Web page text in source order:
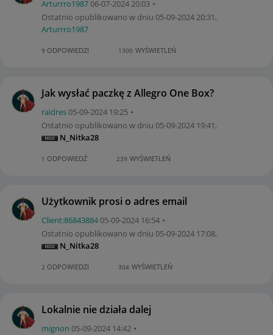
Arturrro1987‎06-07-202420:03
Ostatnio opublikowano w dniu ‎05-09-202420:31,
Arturrro1987
9 ODPOWIEDZI 1300 WYŚWIETLEŃ
Jak wysłać paczkę z Allegro One Box?
raidres‎05-09-2024 19:25
Ostatnio opublikowano w dniu ‎05-09-2024 19:41,
N_Nitka28
1 ODPOWIEDŹ 239 WYŚWIETLEŃ
Użytkownik prosi o adres email
Client:86843884‎05-09-2024 16:54
Ostatnio opublikowano w dniu ‎05-09-2024 17:08,
N_Nitka28
2 ODPOWIEDZI 304 WYŚWIETLEŃ
Lokalnie nie działa dalej
mignon ‎05-09-2024 14:42